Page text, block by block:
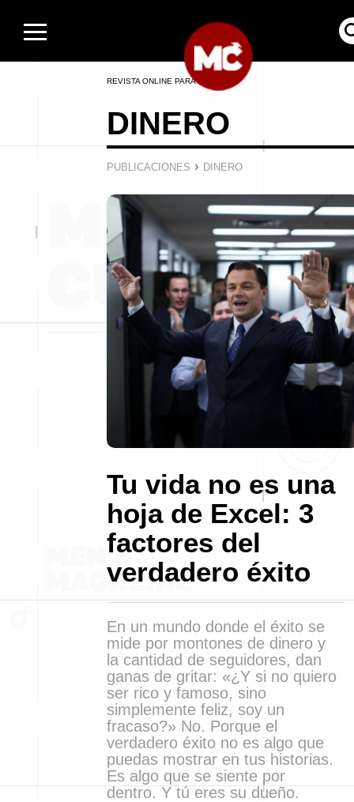
REVISTA ONLINE PARA HOMBRES
DINERO
PUBLICACIONES › DINERO
Tu vida no es una
hoja de Excel: 3
factores del
verdadero éxito
En un mundo donde el éxito se
mide por montones de dinero y
la cantidad de seguidores, dan
ganas de gritar: «¿Y si no quiero
ser rico y famoso, sino
simplemente feliz, soy un
fracaso?» No. Porque el
verdadero éxito no es algo que
puedas mostrar en tus historias.
Es algo que se siente por
dentro. Y tú eres su dueño.